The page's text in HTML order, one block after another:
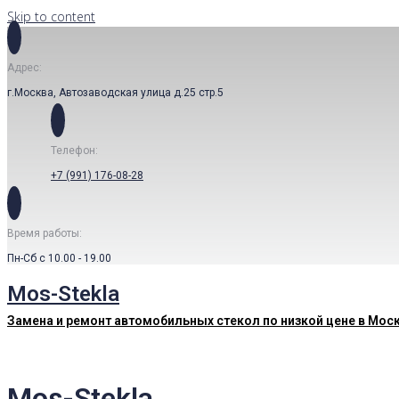
Skip to content
Адрес:
г.Москва, Автозаводская улица д.25 стр.5
Телефон:
+7 (991) 176-08-28
Время работы:
Пн-Сб с 10.00 - 19.00
Mos-Stekla
Замена и ремонт автомобильных стекол по низкой цене в